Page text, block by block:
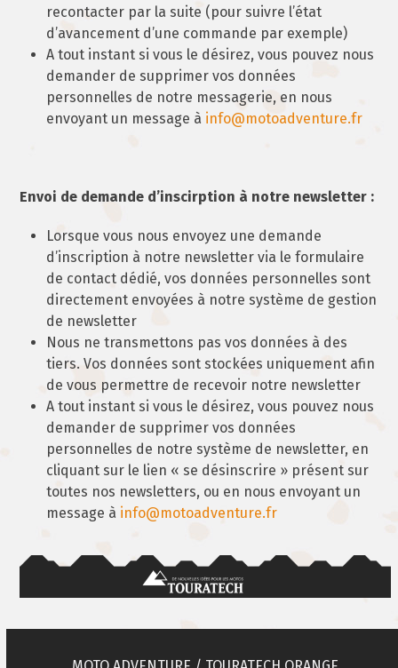
recontacter par la suite (pour suivre l’état
d’avancement d’une commande par exemple)
A tout instant si vous le désirez, vous pouvez nous
demander de supprimer vos données
personnelles de notre messagerie, en nous
envoyant un message à info@motoadventure.fr
Envoi de demande d’inscirption à notre newsletter :
Lorsque vous nous envoyez une demande
d’inscription à notre newsletter via le formulaire
de contact dédié, vos données personnelles sont
directement envoyées à notre système de gestion
de newsletter
Nous ne transmettons pas vos données à des
tiers. Vos données sont stockées uniquement afin
de vous permettre de recevoir notre newsletter
A tout instant si vous le désirez, vous pouvez nous
demander de supprimer vos données
personnelles de notre système de newsletter, en
cliquant sur le lien « se désinscrire » présent sur
toutes nos newsletters, ou en nous envoyant un
message à info@motoadventure.fr